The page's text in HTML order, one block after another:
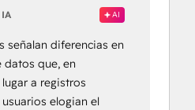
AI
señalan diferencias en
datos que, en
a registros
elogian el